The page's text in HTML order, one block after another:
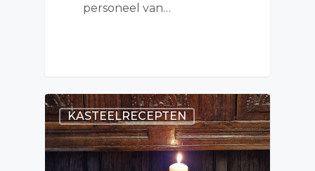
personeel van…
KASTEELRECEPTEN